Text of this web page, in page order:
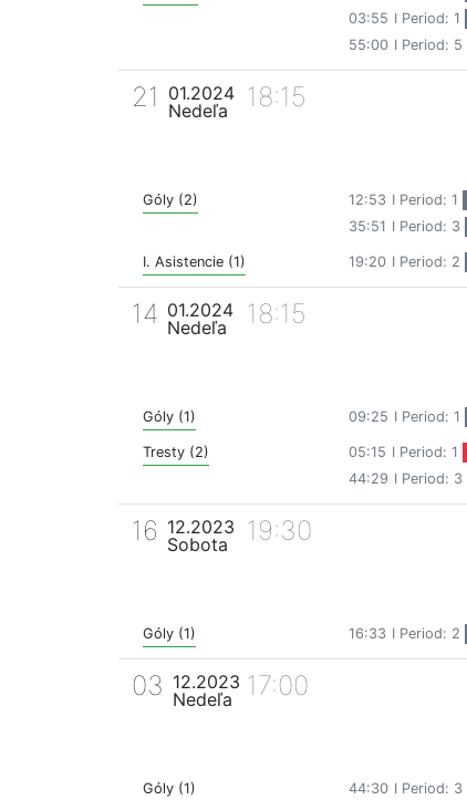
03:55 I Period: 1
55:00 I Period: 5
21
01.2024
Nedeľa
18:15
Góly (2) 12:53 I Period: 1
35:51 I Period: 3
I. Asistencie (1) 19:20 I Period: 2
14 01.2024
Nedeľa
18:15
Góly (1) 09:25 I Period: 1
Tresty (2) 05:15 I Period: 1
44:29 I Period: 3
16 12.2023
Sobota
19:30
Góly (1) 16:33 I Period: 2
03 12.2023
Nedeľa
17:00
Góly (1) 44:30 I Period: 3